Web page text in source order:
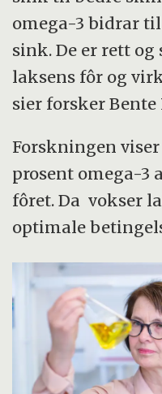
omega-3 bidrar
sink. De er rett
laksens fôr og
sier forsker Bente
Forskningen
prosent omega-3
fôret. Da vokser
optimale